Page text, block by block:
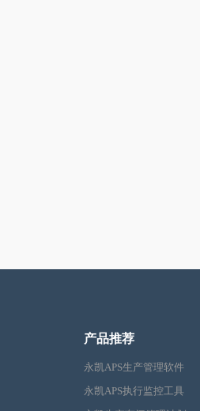
产品推荐
永凯APS生产管理软件
永凯APS执行监控工具